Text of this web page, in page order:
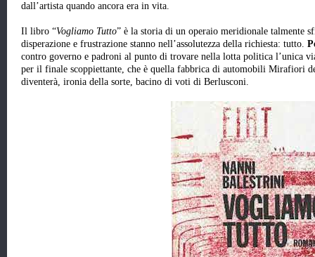
dall’artista quando ancora era in vita.
Il libro “Vogliamo Tutto” è la storia di un operaio meridionale talmente
disperazione e frustrazione stanno nell’assolutezza della richiesta: tutto.
contro governo e padroni al punto di trovare nella lotta politica l’unica
per il finale scoppiettante, che è quella fabbrica di automobili Mirafiori
diventerà, ironia della sorte, bacino di voti di Berlusconi.